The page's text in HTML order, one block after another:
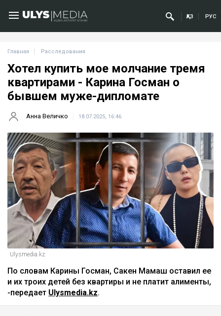
ҚАЗ РУС
Главная Расследования
Хотел купить мое молчание тремя
квартирами - Карина Госман о
бывшем муже-дипломате
Анна Величко 18.07.2025, 16:46
Ulysmedia.kz
По словам Карины Госман, Сакен Мамаш оставил ее
и их троих детей без квартиры и не платит алименты,
-передает Ulysmedia.kz.